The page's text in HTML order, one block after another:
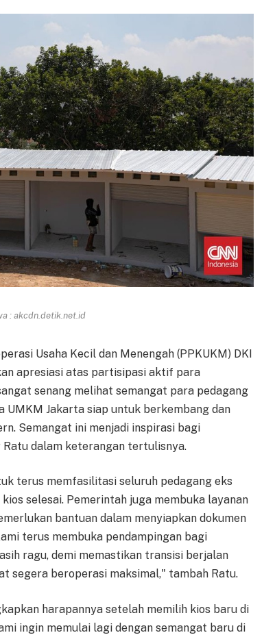
: akcdn.detik.net.id
Usaha Kecil dan Menengah (PPKUKM) DKI
apresiasi atas partisipasi aktif para
senang melihat semangat para pedagang
UMKM Jakarta siap untuk berkembang dan
Semangat ini menjadi inspirasi bagi
dalam keterangan tertulisnya.
terus memfasilitasi seluruh pedagang eks
selesai. Pemerintah juga membuka layanan
bantuan dalam menyiapkan dokumen
terus membuka pendampingan bagi
ragu, demi memastikan transisi berjalan
segera beroperasi maksimal," tambah Ratu.
harapannya setelah memilih kios baru di
ingin memulai lagi dengan semangat baru di